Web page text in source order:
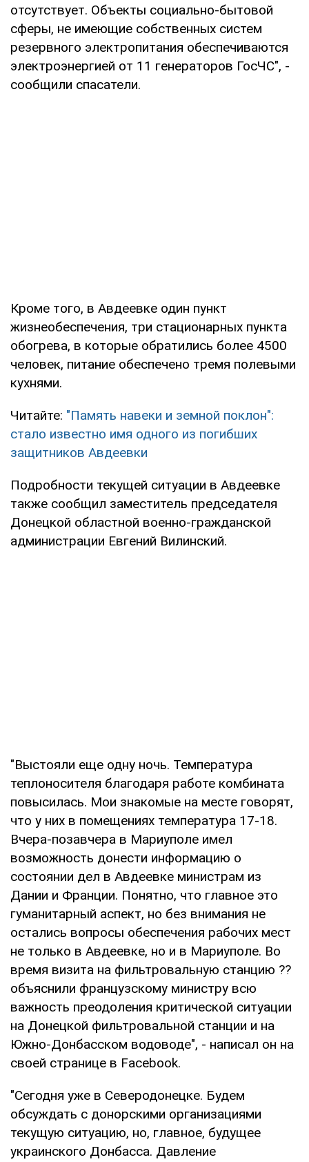
отсутствует. Объекты социально-бытовой
сферы, не имеющие собственных систем
резервного электропитания обеспечиваются
электроэнергией от 11 генераторов ГосЧС", -
сообщили спасатели.
Кроме того, в Авдеевке один пункт
жизнеобеспечения, три стационарных пункта
обогрева, в которые обратились более 4500
человек, питание обеспечено тремя полевыми
кухнями.
Читайте: "Память навеки и земной поклон":
стало известно имя одного из погибших
защитников Авдеевки
Подробности текущей ситуации в Авдеевке
также сообщил заместитель председателя
Донецкой областной военно-гражданской
администрации Евгений Вилинский.
"Выстояли еще одну ночь. Температура
теплоносителя благодаря работе комбината
повысилась. Мои знакомые на месте говорят,
что у них в помещениях температура 17-18.
Вчера-позавчера в Мариуполе имел
возможность донести информацию о
состоянии дел в Авдеевке министрам из
Дании и Франции. Понятно, что главное это
гуманитарный аспект, но без внимания не
остались вопросы обеспечения рабочих мест
не только в Авдеевке, но и в Мариуполе. Во
время визита на фильтровальную станцию ??
объяснили французскому министру всю
важность преодоления критической ситуации
на Донецкой фильтровальной станции и на
Южно-Донбасском водоводе", - написал он на
своей странице в Facebook.
"Сегодня уже в Северодонецке. Будем
обсуждать с донорскими организациями
текущую ситуацию, но, главное, будущее
украинского Донбасса. Давление